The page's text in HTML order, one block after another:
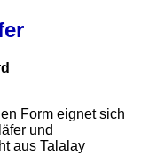
Form eignet sich
und
aus Talalay